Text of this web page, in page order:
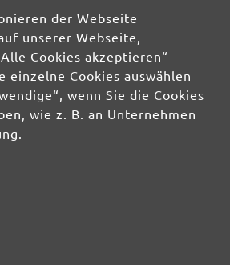
der Webseite
unserer Webseite,
Cookies akzeptieren“
Cookies auswählen
wenn Sie die Cookies
wie z. B. an Unternehmen